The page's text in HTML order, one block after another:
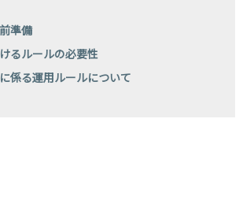
準備
るルールの必要性
係る運用ルールについて